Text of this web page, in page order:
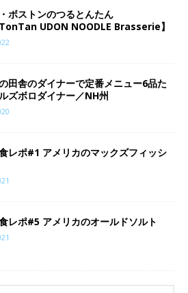
ボストンのつるとんたん
UDON NOODLE Brasserie】
田舎のダイナーで定番メニュー6品た
ズボロダイナー／NH州
レポ#1 アメリカのマックズフィッシ
レポ#5 アメリカのオールドソルト